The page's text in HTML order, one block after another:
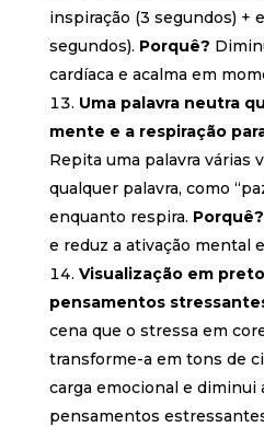
inspiração (3 segundos) +
segundos). Porquê?
cardíaca e acalma em
Uma palavra neutra
mente e a respiração
Repita uma palavra várias
qualquer palavra, como
enquanto respira. Porquê?
e reduz a ativação mental
Visualização em
pensamentos
cena que o stressa em
transforme-a em tons de
carga emocional e diminui
pensamentos